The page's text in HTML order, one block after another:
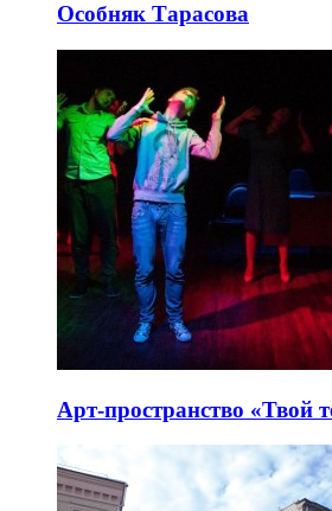
Особняк Тарасова
Арт-пространство «Твой